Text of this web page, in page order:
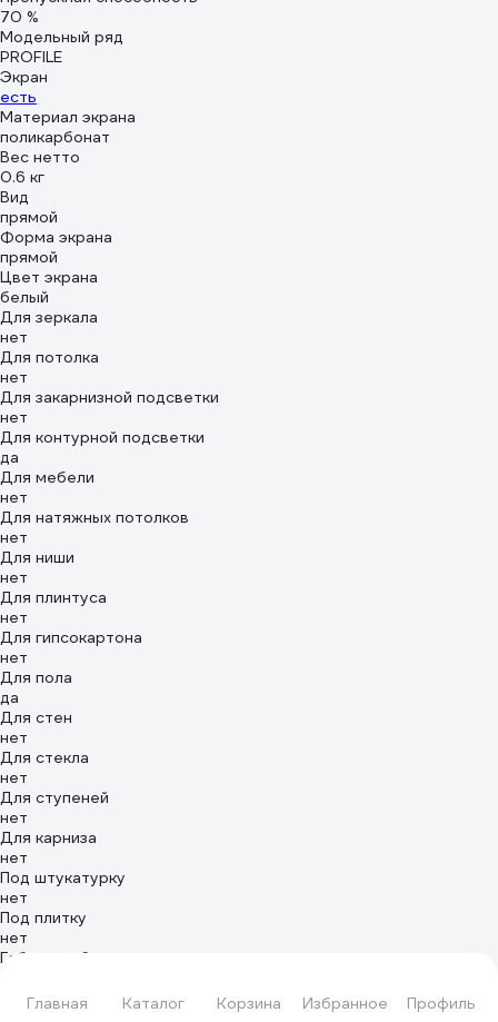
Главная Каталог Корзина Избранное Профиль
70 %
Модельный ряд
PROFILE
Экран
есть
Материал экрана
поликарбонат
Вес нетто
0.6 кг
Вид
прямой
Форма экрана
прямой
Цвет экрана
белый
Для зеркала
нет
Для потолка
нет
Для закарнизной подсветки
нет
Для контурной подсветки
да
Для мебели
нет
Для натяжных потолков
нет
Для ниши
нет
Для плинтуса
нет
Для гипсокартона
нет
Для пола
да
Для стен
нет
Для стекла
нет
Для ступеней
нет
Для карниза
нет
Под штукатурку
нет
Под плитку
нет
Габариты без упаковки
Гарантия производителя 1 год